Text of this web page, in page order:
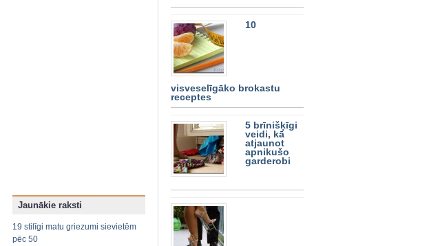
Jaunākie raksti
19 stilīgi matu griezumi sievietēm
pēc 50
10
visveselīgāko brokastu
receptes
5 brīnišķīgi
veidi, kā
atjaunot
apnikušo
garderobi